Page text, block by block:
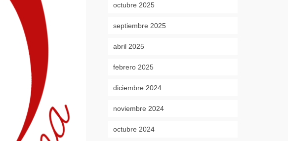
octubre 2025
septiembre 2025
abril 2025
febrero 2025
diciembre 2024
noviembre 2024
octubre 2024